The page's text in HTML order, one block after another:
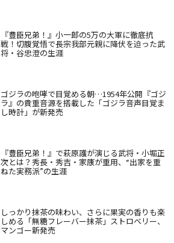
『豊臣兄弟！』小一郎の5万の大軍に徹底抗
戦！切腹覚悟で長宗我部元親に降伏を迫った武
将・谷忠澄の生涯
ゴジラの咆哮で目覚める朝…1954年公開『ゴジ
ラ』の貴重音源を搭載した「ゴジラ音声目覚ま
し時計」が新発売
『豊臣兄弟！』で萩原護が演じる武将・小堀正
次とは？秀長・秀吉・家康が重用、“出家を重
ねた実務派”の生涯
しっかり抹茶の味わい、さらに果実の香りも楽
しめる「無糖フレーバー抹茶」ストロベリー、
マンゴー新発売